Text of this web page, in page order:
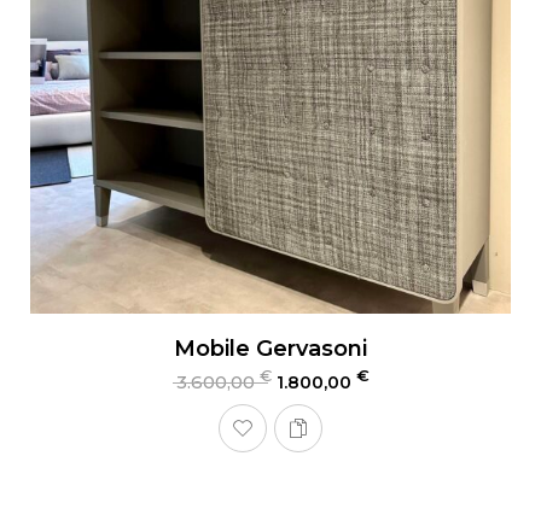
Mobile Gervasoni
3.600,00€ 1.800,00 €